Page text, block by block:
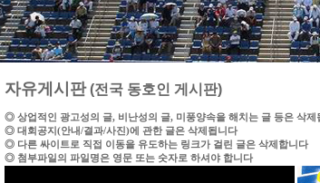
자유게시판(전국 동호인 게시판)
◎ 상업적인 광고성의 글, 비난성의 글, 미풍양속을 해치는 글 등은 삭제
◎ 대회공지(안내/결과/사진)에 관한 글은 삭제됩니다
◎ 다른 싸이트로 직접 이동을 유도하는 링크가 걸린 글은 삭제합니다
◎ 첨부파일의 파일명은 영문 또는 숫자로 하셔야 합니다